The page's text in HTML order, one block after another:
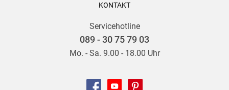
KONTAKT
Servicehotline
089 - 30 75 79 03
Mo. - Sa. 9.00 - 18.00 Uhr